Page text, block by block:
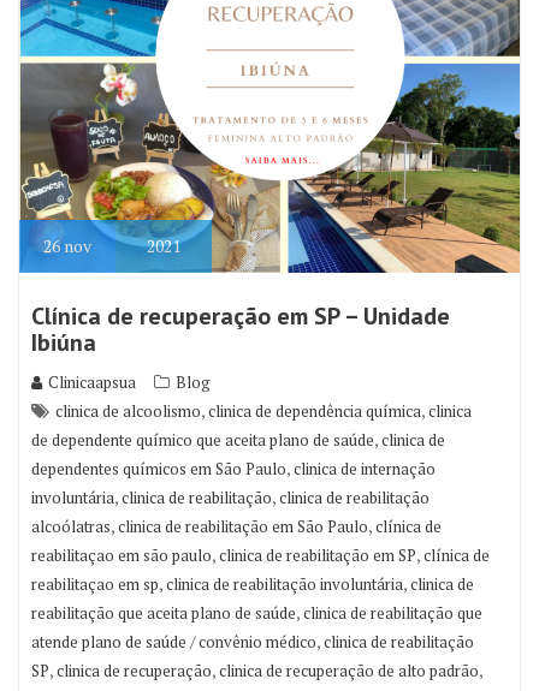
26nov 2021
Clínica de recuperação em SP – Unidade
Ibiúna
Clinicaapsua
Blog
clinica de alcoolismo,clinica de dependência química,clinica
de dependente químico que aceita plano de saúde,clinica de
dependentes químicos em São Paulo,clinica de internação
involuntária,clinica de reabilitação,clinica de reabilitação
alcoólatras,clinica de reabilitação em São Paulo,clínica de
reabilitaçao em são paulo,clinica de reabilitação em SP,clínica de
reabilitaçao em sp,clinica de reabilitação involuntária,clinica de
reabilitação que aceita plano de saúde,clinica de reabilitação que
atende plano de saúde / convênio médico,clinica de reabilitação
SP,clinica de recuperação,clinica de recuperação de alto padrão,